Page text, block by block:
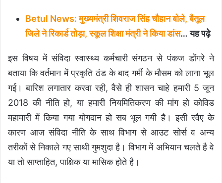
Betul News: मुख्यमंत्री शिवराज सिंह चौहान बोले, बैतूल
जिले ने रिकार्ड तोड़ा, स्कूल शिक्षा मंत्री ने किया डांस… यह पढ़े
इस विषय में संविदा स्वास्थ्य कर्मचारी संगठन से पंकज डोंगरे ने
बताया कि वर्तमान में प्रकृति ठंड के बाद गर्मी के मौसम को लाना भूल
गई। बारिश लगातार करवा रही, वैसे ही शासन चाहे हमारी 5 जून
2018 की नीति हो, या हमारी नियमितिकरण की मांग हो कोविड
महामारी में किया गया योगदान हो सब भूल गयी है। इसी रवैए के
कारण आज संविदा नीति के साथ विभाग से आउट सोर्स व अन्य
तरीकों से निकाले गए साथी गुमशुदा है। विभाग में अभियान चलते है वे
या तो साप्ताहित, पाक्षिक या मासिक होते है।